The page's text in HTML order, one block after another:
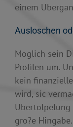
einem
Ausloschen
Moglich sein
Profilen um.
kein
wird, sic
Ubertolpelung
gro?e